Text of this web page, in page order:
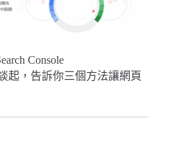
Console
起，告訴你三個方法讓網頁